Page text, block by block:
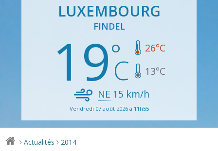
LUXEMBOURG
FINDEL
19 26°C
13°C
NE 15 km/h
Vendredi 07 août 2026 à 11h55
> Actualités > 2014